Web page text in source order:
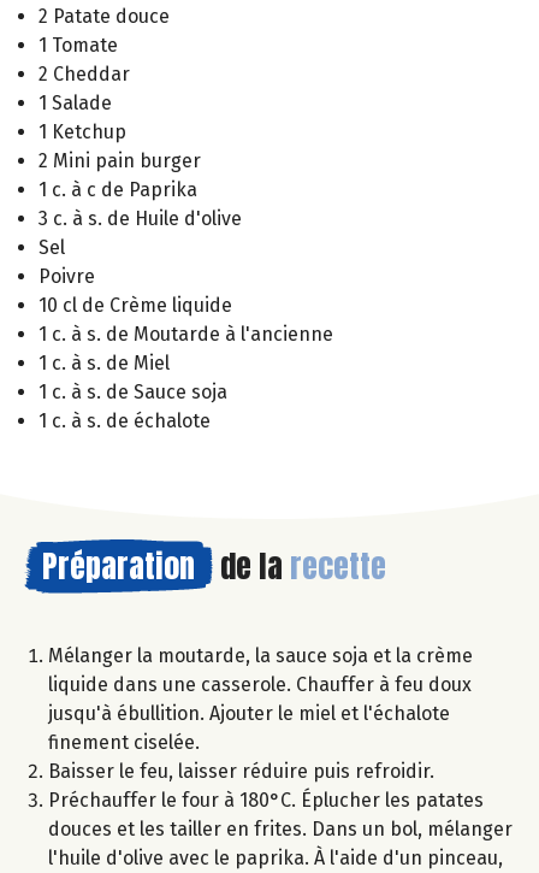
2 Patate douce
1 Tomate
2 Cheddar
1 Salade
1 Ketchup
2 Mini pain burger
1 c. à c de Paprika
3 c. à s. de Huile d'olive
Sel
Poivre
10 cl de Crème liquide
1 c. à s. de Moutarde à l'ancienne
1 c. à s. de Miel
1 c. à s. de Sauce soja
1 c. à s. de échalote
Préparation de la recette
Mélanger la moutarde, la sauce soja et la crème
liquide dans une casserole. Chauffer à feu doux
jusqu'à ébullition. Ajouter le miel et l'échalote
finement ciselée.
Baisser le feu, laisser réduire puis refroidir.
Préchauffer le four à 180°C. Éplucher les patates
douces et les tailler en frites. Dans un bol, mélanger
l'huile d'olive avec le paprika. À l'aide d'un pinceau,